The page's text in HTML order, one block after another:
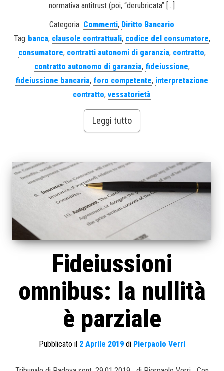
normativa antitrust (poi, “derubricata” […]
Categoria: Commenti, Diritto Bancario
Tag banca, clausole contrattuali, codice del consumatore,
consumatore, contratti autonomi di garanzia, contratto,
contratto autonomo di garanzia, fideiussione,
fideiussione bancaria, foro competente, interpretazione
contratto, vessatorietà
Leggi tutto
Fideiussioni
omnibus: la nullità
è parziale
Pubblicato il 2 Aprile 2019di Pierpaolo Verri